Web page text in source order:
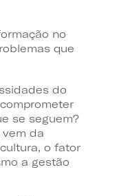
no
que
do
se seguem?
da
o fator
a gestão